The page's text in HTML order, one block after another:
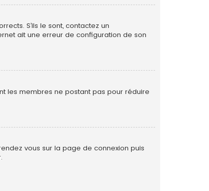
S’ils le sont, contactez un
ait une erreur de configuration de son
les membres ne postant pas pour réduire
vous sur la page de connexion puis